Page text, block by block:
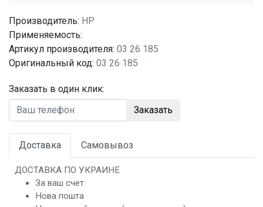
Производитель: HP
Применяемость:
Артикул производителя: 03 26 185
Оригинальный код: 03 26 185
Заказать в один клик:
Заказать
Доставка Самовывоз
ДОСТАВКА ПО УКРАИНЕ
За ваш счет
Нова пошта